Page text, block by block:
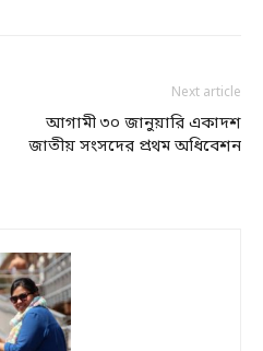
Next article
আগামী ৩০ জানুয়ারি একাদশ
জাতীয় সংসদের প্রথম অধিবেশন